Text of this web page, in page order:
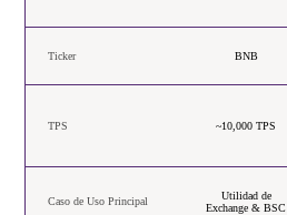
Ticker BNB
TPS ~10,000 TPS
Caso de Uso Principal
Utilidad de
Exchange & BSC